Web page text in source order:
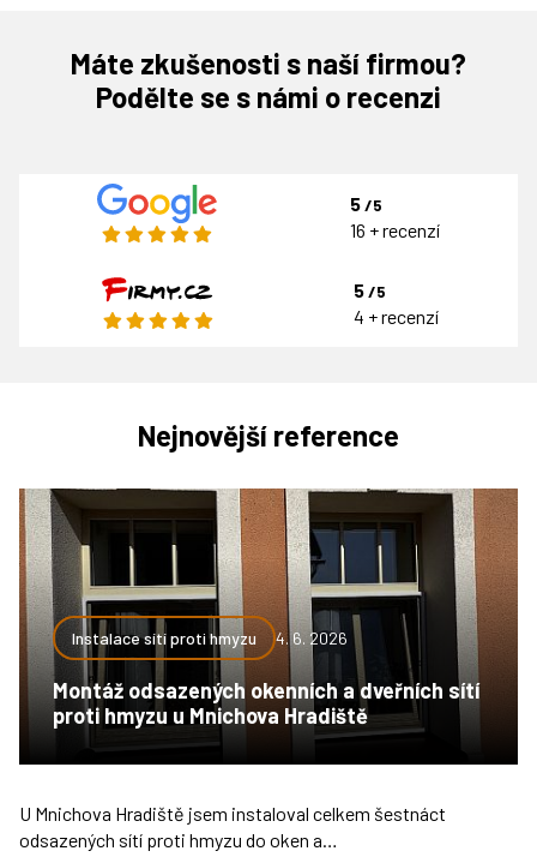
Máte zkušenosti s naší firmou?
Podělte se s námi o recenzi
5/5
16 + recenzí
5/5
4 + recenzí
Nejnovější reference
Instalace sítí proti hmyzu 4. 6. 2026
Montáž odsazených okenních a dveřních sítí
proti hmyzu u Mnichova Hradiště
U Mnichova Hradiště jsem instaloval celkem šestnáct
odsazených sítí proti hmyzu do oken a…